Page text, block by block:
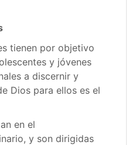
tienen por objetivo
y jóvenes
a discernir y
Dios para ellos es el
en el
y son dirigidas